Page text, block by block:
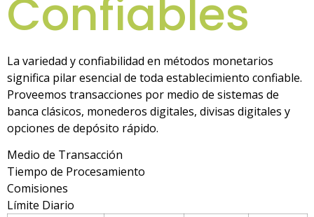
Confiables
La variedad y confiabilidad en métodos monetarios
significa pilar esencial de toda establecimiento confiable.
Proveemos transacciones por medio de sistemas de
banca clásicos, monederos digitales, divisas digitales y
opciones de depósito rápido.
Medio de Transacción
Tiempo de Procesamiento
Comisiones
Límite Diario